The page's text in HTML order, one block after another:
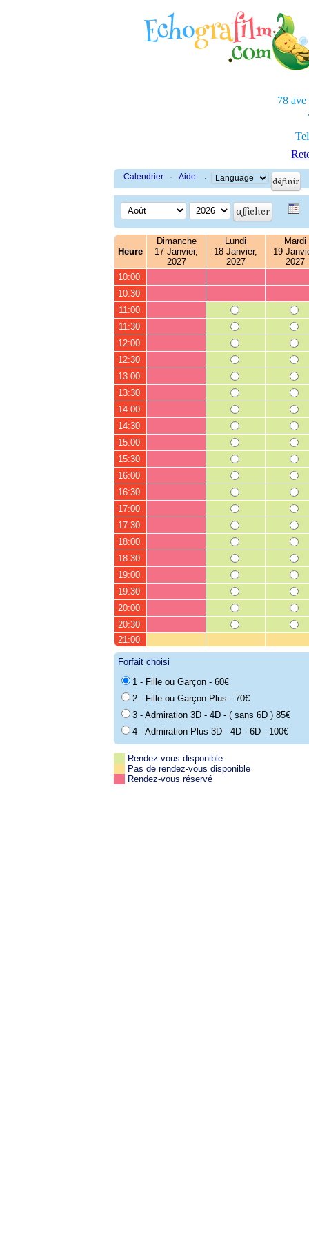
78 ave
Calendrier · Aide ·
Heure
Dimanche
17 Janvier,
2027
Lundi
18 Janvier,
2027
Mardi
19
2027
10:00
10:30
11:00
11:30
12:00
12:30
13:00
13:30
14:00
14:30
15:00
15:30
16:00
16:30
17:00
17:30
18:00
18:30
19:00
19:30
20:00
20:30
21:00
Forfait choisi
1 - Fille ou Garçon - 60€
2 - Fille ou Garçon Plus - 70€
3 - Admiration 3D - 4D - ( sans 6D ) 85€
4 - Admiration Plus 3D - 4D - 6D - 100€
Rendez-vous disponible
Pas de rendez-vous disponible
Rendez-vous réservé